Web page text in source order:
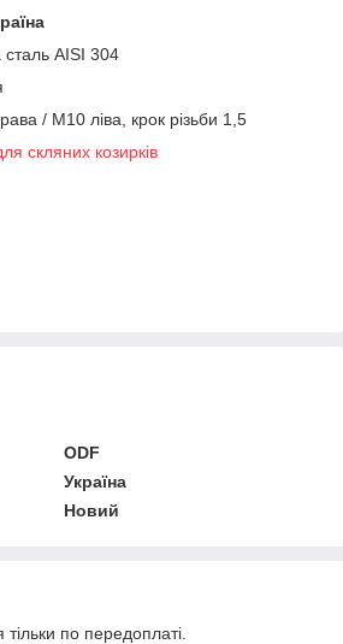
AISI 304
/ М10 ліва, крок різьби 1,5
скляних козирків
ODF
Україна
Новий
по передоплаті.